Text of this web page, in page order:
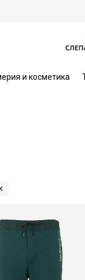
и косметика